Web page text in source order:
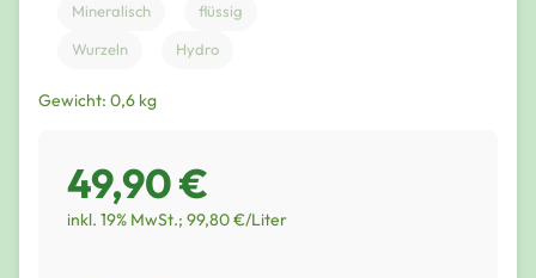
Mineralisch
flüssig
Wurzeln
Hydro
Gewicht: 0,6 kg
49,90 €
inkl. 19% MwSt.; 99,80 €/Liter